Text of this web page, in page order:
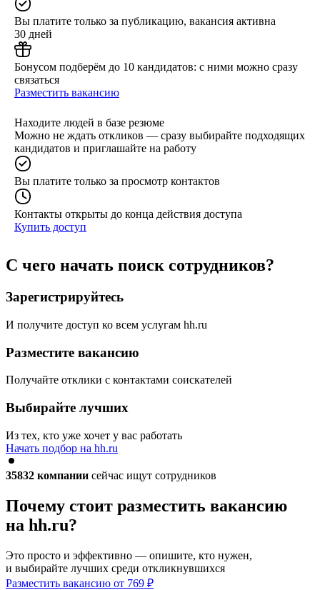
Вы платите только за публикацию, вакансия активна
30 дней
Бонусом подберём до 10 кандидатов: с ними можно сразу
связаться
Разместить вакансию
Находите людей в базе резюме
Можно не ждать откликов — сразу выбирайте подходящих
кандидатов и приглашайте на работу
Вы платите только за просмотр контактов
Контакты открыты до конца действия доступа
Купить доступ
С чего начать поиск сотрудников?
Зарегистрируйтесь
И получите доступ ко всем услугам hh.ru
Разместите вакансию
Получайте отклики с контактами соискателей
Выбирайте лучших
Из тех, кто уже хочет у вас работать
Начать подбор на hh.ru
35832 компании сейчас ищут сотрудников
Почему стоит разместить вакансию
на hh.ru?
Это просто и эффективно — опишите, кто нужен,
и выбирайте лучших среди откликнувшихся
Разместить вакансию от 769 ₽